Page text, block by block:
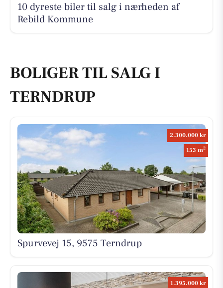
10 dyreste biler til salg i nærheden af
Rebild Kommune
BOLIGER TIL SALG I
TERNDRUP
2.300.000 kr
153 m2
Spurvevej 15, 9575 Terndrup
1.395.000 kr